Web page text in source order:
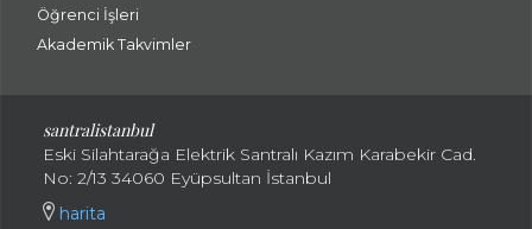
Öğrenci İşleri
Akademik Takvimler
santralistanbul
Eski Silahtarağa Elektrik Santralı Kazım Karabekir Cad.
No: 2/13 34060 Eyüpsultan İstanbul
harita